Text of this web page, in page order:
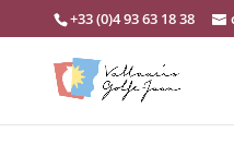
+33 (0)4 93 63 18 38